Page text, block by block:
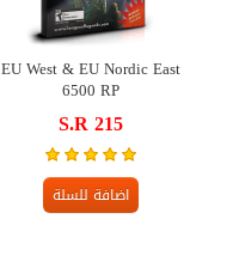
EU West & EU Nordic East
6500 RP
S.R 215
اضافة للسلة